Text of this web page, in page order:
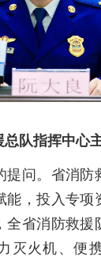
队指挥中心
问。省消防
能，投入专项
全省消防救援
灭火机、便